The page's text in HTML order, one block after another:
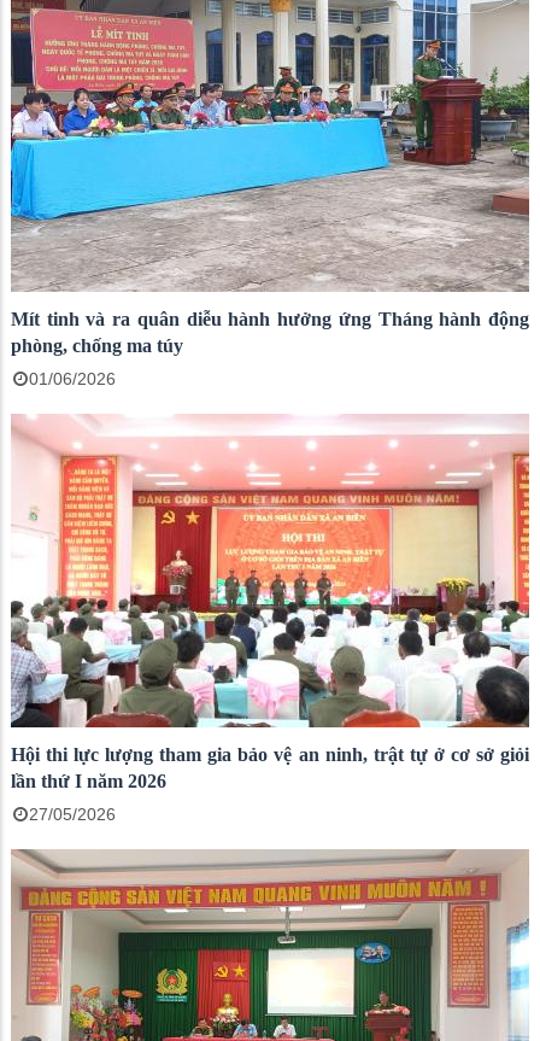
Mít tinh và ra quân diễu hành hưởng ứng Tháng hành động
phòng, chống ma túy
01/06/2026
Hội thi lực lượng tham gia bảo vệ an ninh, trật tự ở cơ sở giỏi
lần thứ I năm 2026
27/05/2026